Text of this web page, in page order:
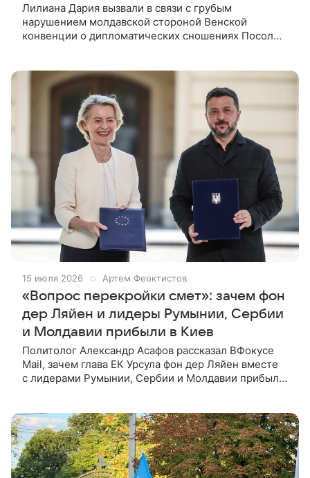
Лилиана Дария вызвали в связи с грубым
нарушением молдавской стороной Венской
конвенции о дипломатических сношениях Посол
15 июля 2026 Артем Феоктистов
«Вопрос перекройки смет»: зачем фон
дер Ляйен и лидеры Румынии, Сербии
и Молдавии прибыли в Киев
Политолог Александр Асафов рассказал ВФокусе
Mail, зачем глава ЕК Урсула фон дер Ляйен вместе
с лидерами Румынии, Сербии и Молдавии прибыла